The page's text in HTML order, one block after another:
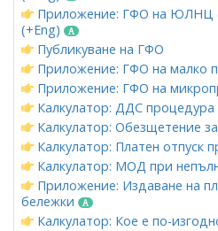
Приложение: ГФО на ЮЛНЦ
(+Eng)
Публикуване на ГФО
Приложение: ГФО на малко
Приложение: ГФО на
Калкулатор: ДДС процедура
Калкулатор: Обезщетение
Калкулатор: Платен отпуск
Калкулатор: МОД при
Приложение: Издаване на
бележки
Калкулатор: Кое е по-